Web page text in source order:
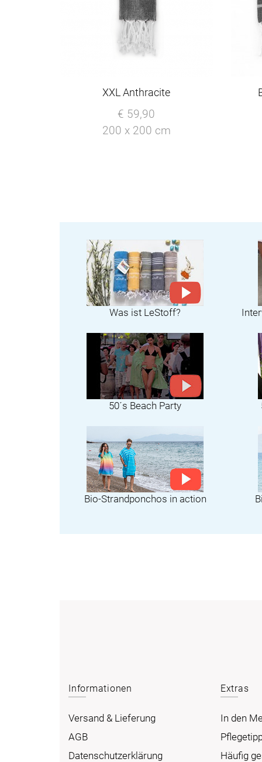
XXL Anthracite
€ 59,90
200 x 200 cm
Was ist LeStoff?
50´s Beach Party
Bio-Strandponchos in action
Informationen
Versand & Lieferung
AGB
Datenschutzerklärung
Extras
In den
Häufig